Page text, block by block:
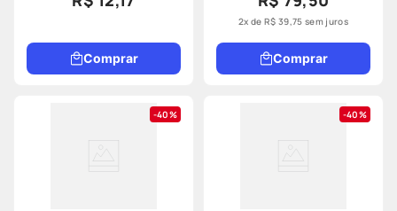
Comprar
2x deR$ 39,75 sem juros
Comprar
40% 40%